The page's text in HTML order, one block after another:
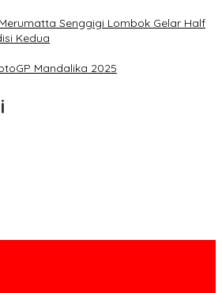
Senggigi Lombok Gelar Half
Kedua
Mandalika 2025